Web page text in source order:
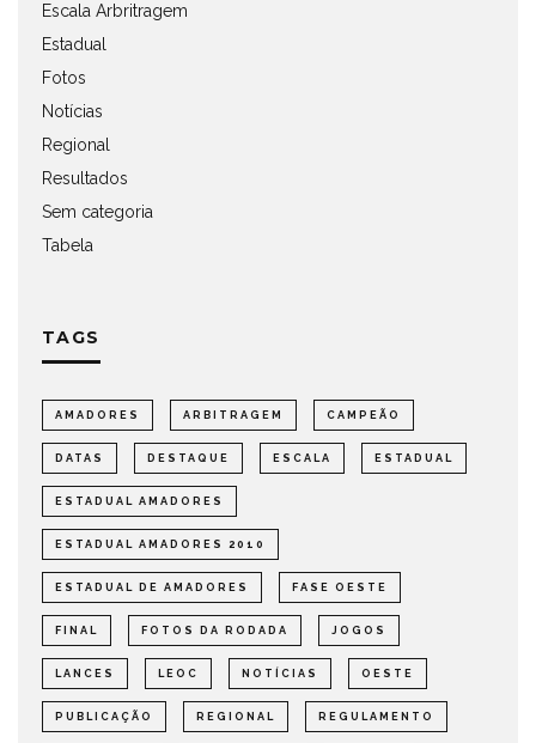
Escala Arbritragem
Estadual
Fotos
Notícias
Regional
Resultados
Sem categoria
Tabela
TAGS
AMADORES ARBITRAGEM CAMPEÃO
DATAS DESTAQUE ESCALA ESTADUAL
ESTADUAL AMADORES
ESTADUAL AMADORES 2010
ESTADUAL DE AMADORES FASE OESTE
FINAL FOTOS DA RODADA JOGOS
LANCES LEOC NOTÍCIAS OESTE
PUBLICAÇÃO REGIONAL REGULAMENTO